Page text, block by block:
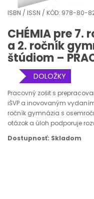
ISBN / ISSN / KÓD: 978-80-
CHÉMIA pre
a 2. ročník
štúdiom –
DOLOŽKY
Pracovný zošit s
iŠVP a inovovaným
ročník gymnázia s
otázok a úloh podporuje
Dostupnosť: Skladom